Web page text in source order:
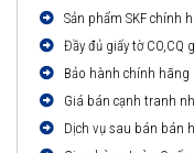
Sản phẩm SKF chính
Đầy đủ giấy tờ CO,CQ
Bảo hành chính hãng
Giá bán cạnh tranh
Dịch vụ sau bán bán